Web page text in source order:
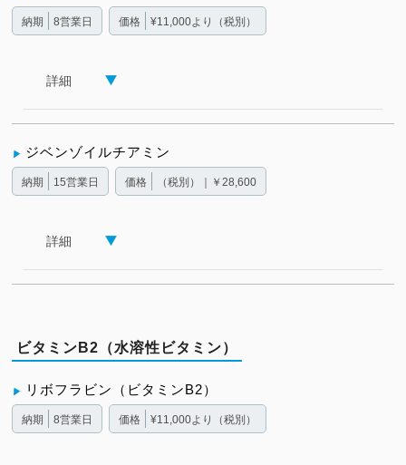
納期 8営業日 価格 ¥11,000より（税別）
詳細
ジベンゾイルチアミン
納期 15営業日 価格 （税別）｜￥28,600
詳細
ビタミンB2（水溶性ビタミン）
リボフラビン（ビタミンB2）
納期 8営業日 価格 ¥11,000より（税別）